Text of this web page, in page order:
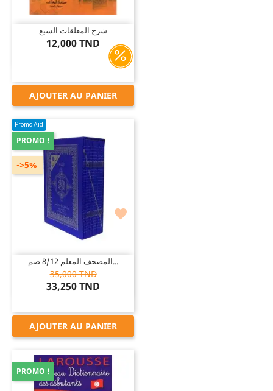
شرح المعلقات السبع
12,000 TND
AJOUTER AU PANIER

Promo Aid
المصحف المعلم 8/12 صم...
35,000 TND
33,250 TND
PROMO !
->5%
AJOUTER AU PANIER
PROMO !